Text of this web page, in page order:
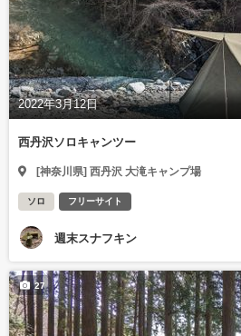
2022年3月12日
西丹沢ソロキャンツー
[神奈川県] 西丹沢 大滝キャンプ場
ソロ フリーサイト
週末スナフキン
27